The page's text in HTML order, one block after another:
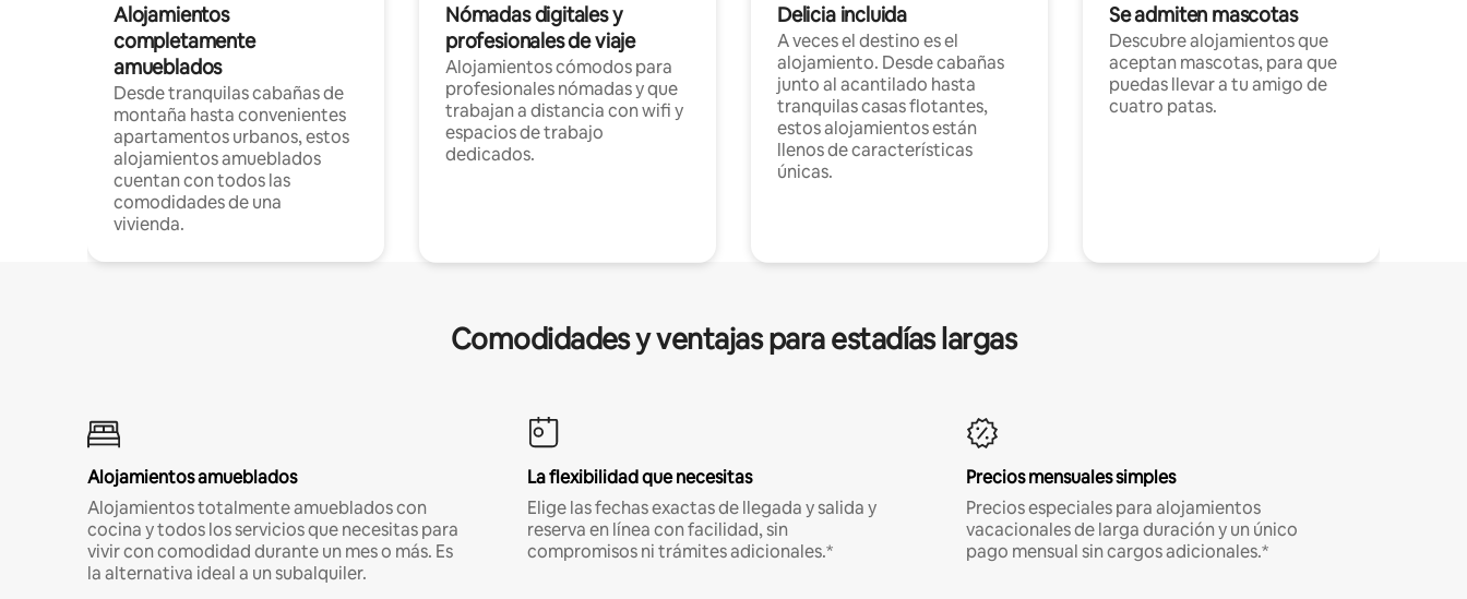
Alojamientos
completamente
amueblados
Desde tranquilas cabañas de
montaña hasta convenientes
apartamentos urbanos, estos
alojamientos amueblados
cuentan con todos las
comodidades de una
vivienda.
Nómadas digitales y
profesionales de viaje
Alojamientos cómodos para
profesionales nómadas y que
trabajan a distancia con wifi y
espacios de trabajo
dedicados.
Delicia incluida
A veces el destino es el
alojamiento. Desde cabañas
junto al acantilado hasta
tranquilas casas flotantes,
estos alojamientos están
llenos de características
únicas.
Se admiten mascotas
Descubre alojamientos que
aceptan mascotas, para que
puedas llevar a tu amigo de
cuatro patas.
Comodidades y ventajas para estadías largas
Alojamientos amueblados
Alojamientos totalmente amueblados con
cocina y todos los servicios que necesitas para
vivir con comodidad durante un mes o más. Es
la alternativa ideal a un subalquiler.
La flexibilidad que necesitas
Elige las fechas exactas de llegada y salida y
reserva en línea con facilidad, sin
compromisos ni trámites adicionales.*
Precios mensuales simples
Precios especiales para alojamientos
vacacionales de larga duración y un único
pago mensual sin cargos adicionales.*